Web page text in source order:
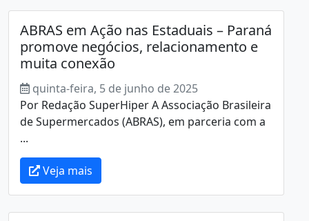
ABRAS em Ação nas Estaduais – Paraná
promove negócios, relacionamento e
muita conexão
quinta-feira, 5 de junho de 2025
Por Redação SuperHiper A Associação Brasileira
de Supermercados (ABRAS), em parceria com a
...
Veja mais